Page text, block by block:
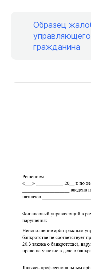
Образец
гражданина